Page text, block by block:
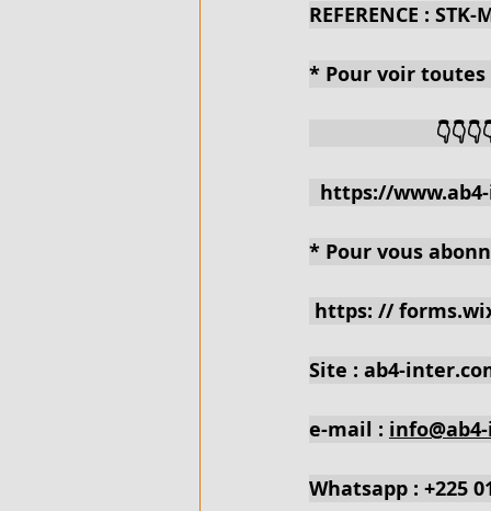
FLEXIBLE - EN VENTE - COTE
DUPLEX 4 PIECES - EN
VILLA BASSE 5 PIECES - EN
REFERENCE :
* Pour voir
https://
* Pour vous
https: //
Site : ab4-
e-mail :
Whatsapp : +225